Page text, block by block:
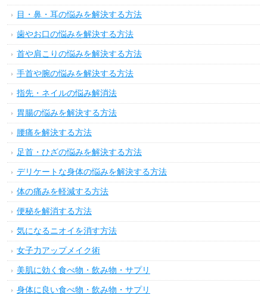
目・鼻・耳の悩みを解決する方法
歯やお口の悩みを解決する方法
首や肩こりの悩みを解決する方法
手首や腕の悩みを解決する方法
指先・ネイルの悩み解消法
胃腸の悩みを解決する方法
腰痛を解決する方法
足首・ひざの悩みを解決する方法
デリケートな身体の悩みを解決する方法
体の痛みを軽減する方法
便秘を解消する方法
気になるニオイを消す方法
女子力アップメイク術
美肌に効く食べ物・飲み物・サプリ
身体に良い食べ物・飲み物・サプリ